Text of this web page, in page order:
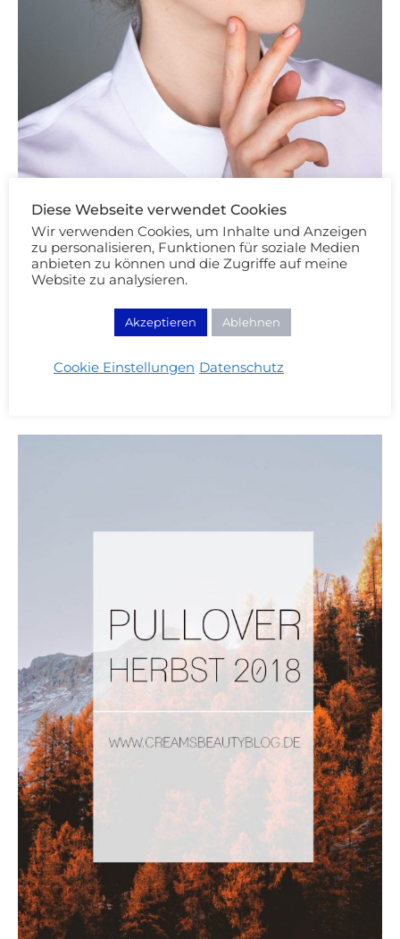
Herbst Make Up 2018: Meine 2 Must
Haves
Diese Webseite verwendet Cookies
Wir verwenden Cookies, um Inhalte und Anzeigen
zu personalisieren, Funktionen für soziale Medien
anbieten zu können und die Zugriffe auf meine
Website zu analysieren.
Akzeptieren Ablehnen
Cookie Einstellungen Datenschutz